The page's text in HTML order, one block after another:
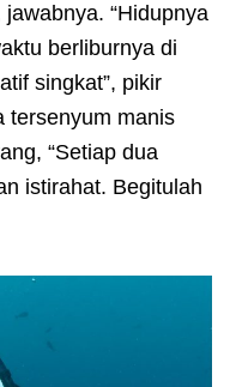
jawabnya. “Hidupnya
berliburnya di
singkat”, pikir
tersenyum manis
“Setiap dua
istirahat. Begitulah